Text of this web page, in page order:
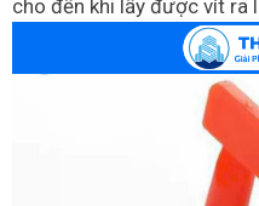
cho đến khi lấy được vít ra